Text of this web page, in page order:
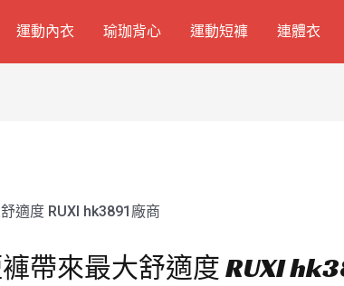
運動內衣 瑜珈背心 運動短褲 連體衣
帶來最大舒適度 RUXI